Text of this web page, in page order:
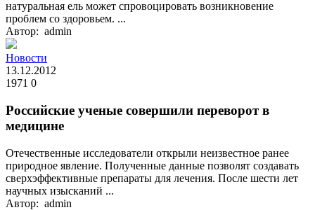
натуральная ель может спровоцировать возникновение
проблем со здоровьем. ...
Автор: admin
Новости
13.12.2012
1971 0
Российские ученые совершили переворот в
медицине
Отечественные исследователи открыли неизвестное ранее
природное явление. Полученные данные позволят создавать
сверхэффективные препараты для лечения. После шести лет
научных изысканий ...
Автор: admin